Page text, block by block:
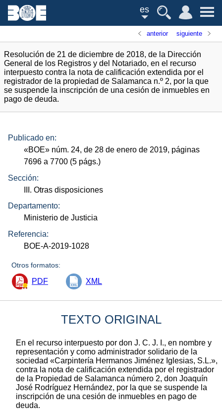
es
anterior siguiente
Resolución de 21 de diciembre de 2018, de la Dirección
General de los Registros y del Notariado, en el recurso
interpuesto contra la nota de calificación extendida por el
registrador de la propiedad de Salamanca n.º 2, por la que
se suspende la inscripción de una cesión de inmuebles en
pago de deuda.
Publicado en:
«BOE» núm. 24, de 28 de enero de 2019, páginas
7696 a 7700 (5 págs.)
Sección:
III. Otras disposiciones
Departamento:
Ministerio de Justicia
Referencia:
BOE-A-2019-1028
Otros formatos:
PDF XML
TEXTO ORIGINAL
En el recurso interpuesto por don J. C. J. I., en nombre y
representación y como administrador solidario de la
sociedad «Carpintería Hermanos Jiménez Iglesias, S.L.»,
contra la nota de calificación extendida por el registrador
de la Propiedad de Salamanca número 2, don Joaquín
José Rodríguez Hernández, por la que se suspende la
inscripción de una cesión de inmuebles en pago de
deuda.